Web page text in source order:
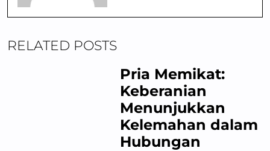
RELATED POSTS
Pria Memikat:
Keberanian
Menunjukkan
Kelemahan dalam
Hubungan